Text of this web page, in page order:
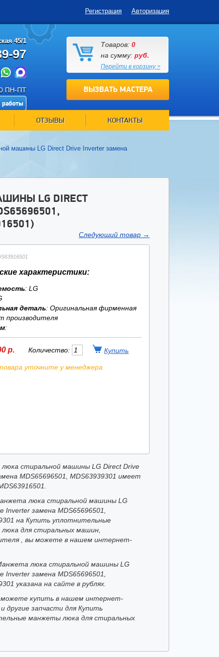
Регистрация Авторизация
45/1
97
ПН-ПТ
Товаров: 0
на сумму: руб.
Перейти в корзину >
ВЫЗВАТЬ МАСТЕРА
ОТЗЫВЫ КОНТАКТЫ
машины LG Direct Drive Inverter замена
LG DIRECT
Следующий товар →
характеристики:
: LG
деталь: Оригинальная фирменная
производителя
:
р. Количество:
уточните у менеджера
стиральной машины LG Direct Drive
MDS65696501, MDS63939301 имеет
люка стиральной машины LG
Inverter замена MDS65696501,
на Купить уплотнительные
для стиральных машин,
, вы можете в нашем интернет-
люка стиральной машины LG
Inverter замена MDS65696501,
указана на сайте в рублях.
купить в нашем интернет-
другие запчасти для Купить
манжеты люка для стиральных